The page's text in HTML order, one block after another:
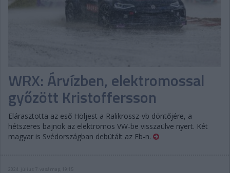
WRX: Árvízben, elektromossal
győzött Kristoffersson
Elárasztotta az eső Höljest a Ralikrossz-vb döntőjére, a
hétszeres bajnok az elektromos VW-be visszaülve nyert. Két
magyar is Svédországban debütált az Eb-n.
2024. július 7. vasárnap, 19:15